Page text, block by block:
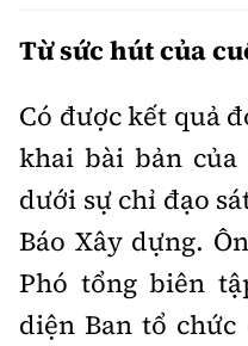
Khám phá
Lối sống
Ẩm thực
Thời sự
Khám phá
Camera giao thông
Câu chuyện giao thông
Giải trí - Thể thao
Cơ quan chủ quản: Bộ
Giấy phép số: 03/GP-
Tòa soạn: Số 2 Nguyễn
Hà Nội.
Từ sức hút của
Có được kết quả
khai bài bản
dưới sự chỉ đạo
Báo Xây dựng.
Phó tổng biên
diện Ban tổ